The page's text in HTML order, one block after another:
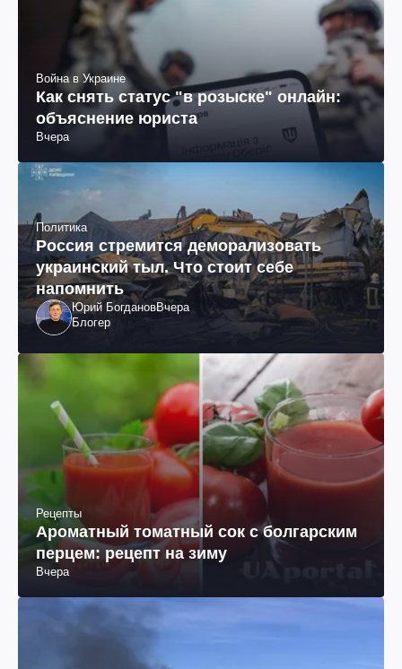
Война в Украине
Как снять статус "в розыске" онлайн:
объяснение юриста
Вчера
Политика
Россия стремится деморализовать
украинский тыл. Что стоит себе
напомнить
Юрий БогдановВчера
Блогер
Рецепты
Ароматный томатный сок с болгарским
перцем: рецепт на зиму
Вчера